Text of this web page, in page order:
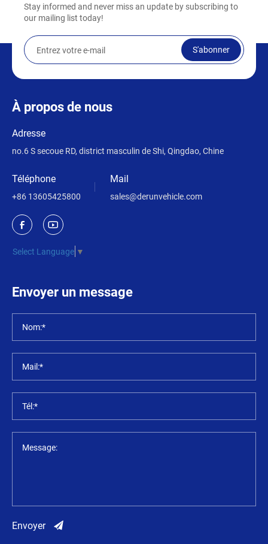
Stay informed and never miss an update by subscribing to
our mailing list today!
S'abonner
À propos de nous
Adresse
no.6 S secoue RD, district masculin de Shi, Qingdao, Chine
Téléphone
+86 13605425800
Mail
sales@derunvehicle.com
Select Language ▼
Envoyer un message
Nom:*
Mail:*
Tél:*
Message:
Envoyer